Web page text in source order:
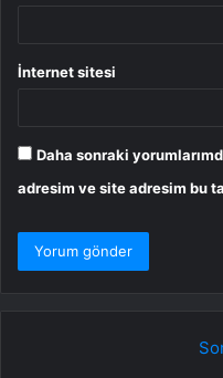
İnternet sitesi
Daha sonraki
adresim ve site adresim bu